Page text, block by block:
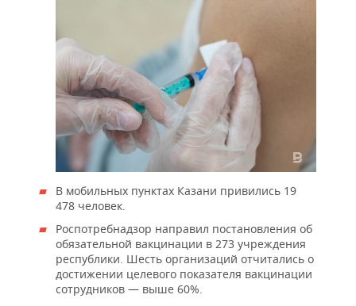
В мобильных пунктах Казани привились 19
478 человек.
Роспотребнадзор направил постановления об
обязательной вакцинации в 273 учреждения
республики. Шесть организаций отчитались о
достижении целевого показателя вакцинации
сотрудников — выше 60%.